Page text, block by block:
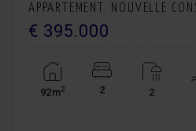
APPARTEMENT. NOUVELLE
€ 395.000
92m2 2 2